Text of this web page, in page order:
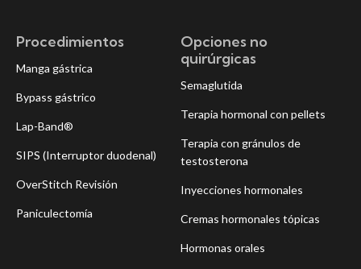
Procedimientos
Manga gástrica
Bypass gástrico
Lap-Band®
SIPS (Interruptor duodenal)
OverStitch Revisión
Paniculectomía
Opciones no
quirúrgicas
Semaglutida
Terapia hormonal con pellets
Terapia con gránulos de
testosterona
Inyecciones hormonales
Cremas hormonales tópicas
Hormonas orales